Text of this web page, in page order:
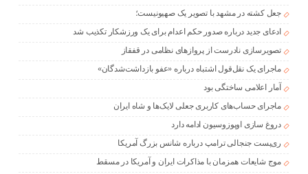
جعل کشته در مشهد با تصویر یک صهیونیست؛
ادعای جدید درباره صدور حکم اعدام برای یک ورزشکار تکذیب شد
تصویرسازی نادرست از پروازهای نظامی در قفقاز
ماجرای یک نقل‌قول اشتباه درباره «عفو بازداشت‌شدگان»
آمار اعلامی ساختگی بود
ماجرای حساب‌های کاربری جعلی لایک‌ها و شاه ایران
دروغ سازی اوپوزوسیون ادامه دارد
ری‌پست جنجالی ترامپ درباره شانس بزرگ آمریکا
موج شایعات همزمان با مذاکرات ایران و آمریکا در مسقط